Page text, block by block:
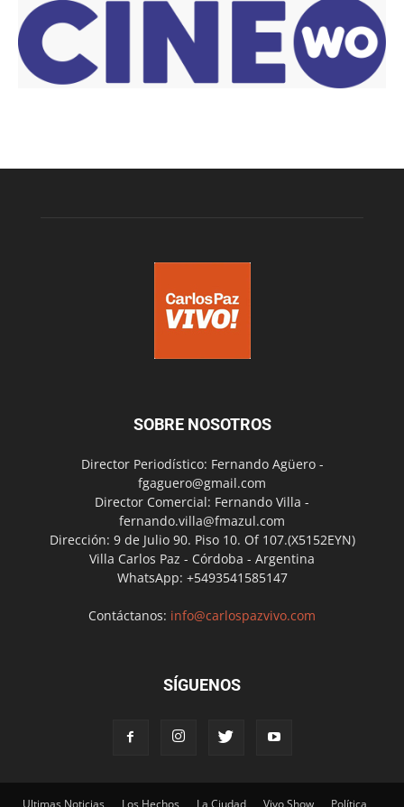
SOBRE NOSOTROS
Director Periodístico: Fernando Agüero -
fgaguero@gmail.com
Director Comercial: Fernando Villa -
fernando.villa@fmazul.com
Dirección: 9 de Julio 90. Piso 10. Of 107.(X5152EYN)
Villa Carlos Paz - Córdoba - Argentina
WhatsApp: +5493541585147
Contáctanos: info@carlospazvivo.com
SÍGUENOS
Ultimas Noticias Los Hechos La Ciudad Vivo Show Política